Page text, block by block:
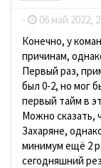
- 06 май 2022,
Конечно, у
причинам,
Первый раз,
был 0-2, но мог
первый тайм в
Можно сказать,
Захаряне,
минимум ещё 2
сегодняшний